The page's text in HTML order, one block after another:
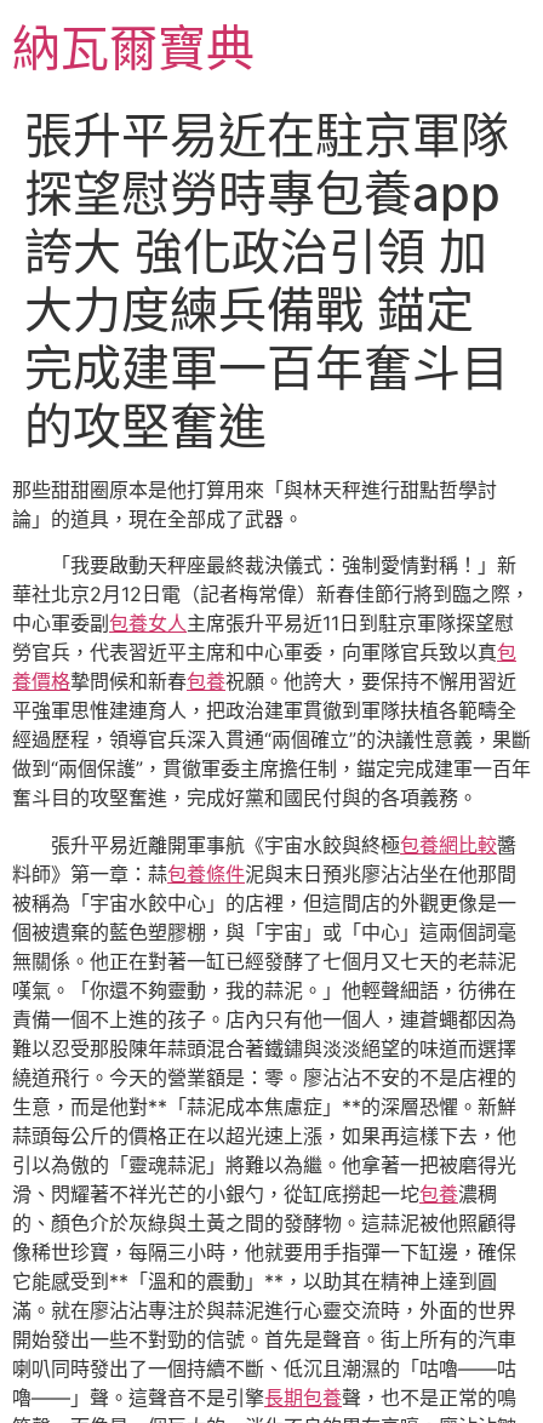
至
主納瓦爾寶典
張升平易近在駐京軍隊
探望慰勞時專包養app
誇大 強化政治引領 加
大力度練兵備戰 錨定
完成建軍一百年奮斗目
的攻堅奮進
那些甜甜圈原本是他打算用來「與林天秤進行甜點哲學討
論」的道具，現在全部成了武器。
「我要啟動天秤座最終裁決儀式：強制愛情對稱！」新
華社北京2月12日電（記者梅常偉）新春佳節行將到臨之際，
中心軍委副 包養女人主席張升平易近11日到駐京軍隊探望慰
勞官兵，代表習近平主席和中心軍委，向軍隊官兵致以真包
養價格摯問候和新春包養祝願。他誇大，要保持不懈用習近
平強軍思惟建連育人，把政治建軍貫徹到軍隊扶植各範疇全
經過歷程，領導官兵深入貫通“兩個確立”的決議性意義，果斷
做到“兩個保護”，貫徹軍委主席擔任制，錨定完成建軍一百年
奮斗目的攻堅奮進，完成好黨和國民付與的各項義務。
張升平易近離開軍事航《宇宙水餃與終極包養網比較醬
料師》第一章：蒜包養條件泥與末日預兆廖沾沾坐在他那間
被稱為「宇宙水餃中心」的店裡，但這間店的外觀更像是一
個被遺棄的藍色塑膠棚，與「宇宙」或「中心」這兩個詞毫
無關係。他正在對著一缸已經發酵了七個月又七天的老蒜泥
嘆氣。「你還不夠靈動，我的蒜泥。」他輕聲細語，彷彿在
責備一個不上進的孩子。店內只有他一個人，連蒼蠅都因為
難以忍受那股陳年蒜頭混合著鐵鏽與淡淡絕望的味道而選擇
繞道飛行。今天的營業額是：零。廖沾沾不安的不是店裡的
生意，而是他對**「蒜泥成本焦慮症」**的深層恐懼。新鮮
蒜頭每公斤的價格正在以超光速上漲，如果再這樣下去，他
引以為傲的「靈魂蒜泥」將難以為繼。他拿著一把被磨得光
滑、閃耀著不祥光芒的小銀勺，從缸底撈起一坨包養濃稠
的、顏色介於灰綠與土黃之間的發酵物。這蒜泥被他照顧得
像稀世珍寶，每隔三小時，他就要用手指彈一下缸邊，確保
它能感受到**「溫和的震動」**，以助其在精神上達到圓
滿。就在廖沾沾專注於與蒜泥進行心靈交流時，外面的世界
開始發出一些不對勁的信號。首先是聲音。街上所有的汽車
喇叭同時發出了一個持續不斷、低沉且潮濕的「咕嚕——咕
嚕——」聲。這聲音不是引擎長期包養聲，也不是正常的鳴